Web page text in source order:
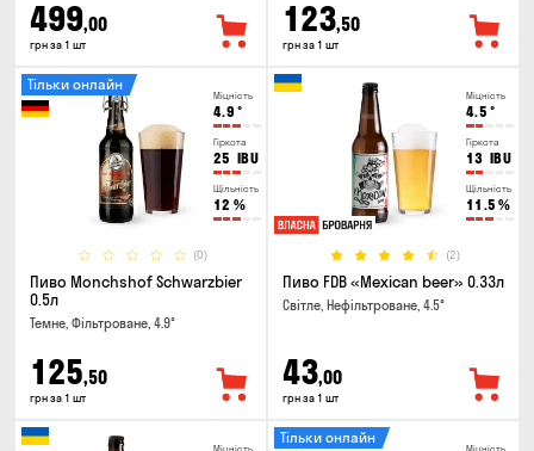
499,00
грн за 1 шт
123,50
грн за 1 шт
Міцність
4.9 °
Гіркота
25 IBU
Щільність
12 %
(0)
Тільки онлайн
Пиво Monchshof Schwarzbier
0.5л
Темне, Фільтроване, 4.9°
125,50
грн за 1 шт
Міцність
4.5 °
Гіркота
13 IBU
Щільність
11.5 %
(2)
Пиво FDB «Mexican beer» 0.33л
Світле, Нефільтроване, 4.5°
43,00
грн за 1 шт
Міцність Міцність
Тільки онлайн